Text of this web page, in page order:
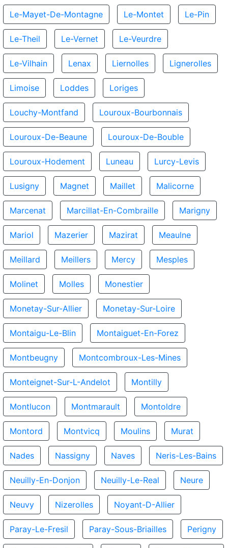
Le-Mayet-De-Montagne Le-Montet Le-Pin
Le-Theil Le-Vernet Le-Veurdre
Le-Vilhain Lenax Liernolles Lignerolles
Limoise Loddes Loriges
Louchy-Montfand Louroux-Bourbonnais
Louroux-De-Beaune Louroux-De-Bouble
Louroux-Hodement Luneau Lurcy-Levis
Lusigny Magnet Maillet Malicorne
Marcenat Marcillat-En-Combraille Marigny
Mariol Mazerier Mazirat Meaulne
Meillard Meillers Mercy Mesples
Molinet Molles Monestier
Monetay-Sur-Allier Monetay-Sur-Loire
Montaigu-Le-Blin Montaiguet-En-Forez
Montbeugny Montcombroux-Les-Mines
Monteignet-Sur-L-Andelot Montilly
Montlucon Montmarault Montoldre
Montord Montvicq Moulins Murat
Nades Nassigny Naves Neris-Les-Bains
Neuilly-En-Donjon Neuilly-Le-Real Neure
Neuvy Nizerolles Noyant-D-Allier
Paray-Le-Fresil Paray-Sous-Briailles Perigny